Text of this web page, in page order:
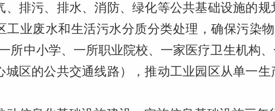
、排污、排水、消防、绿化等公共基础设施的
工业废水和生活污水分质分类处理，确保污染
所中小学、一所职业院校、一家医疗卫生机构
城区的公共交通线路），推动工业园区从单一